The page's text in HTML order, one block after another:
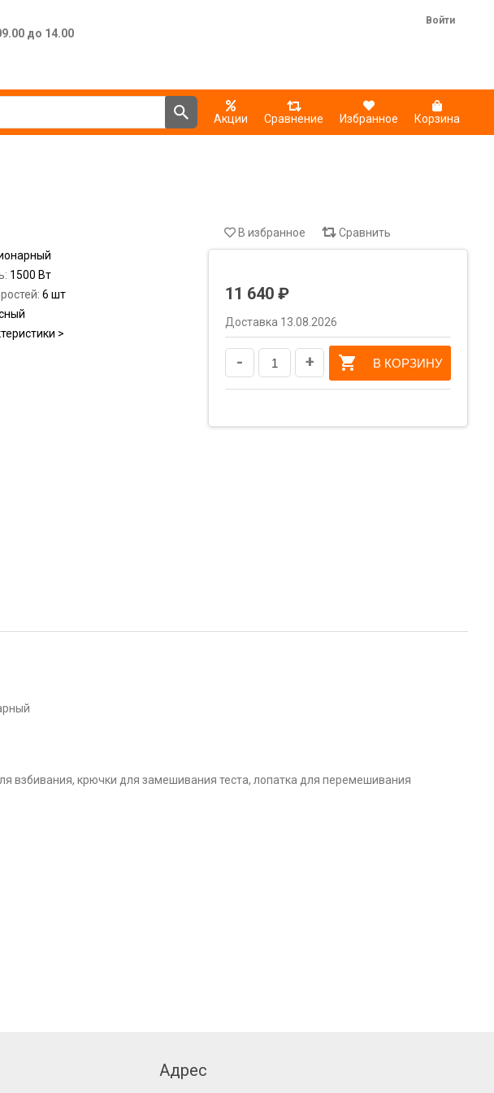
до 14.00
Войти
Акции Сравнение Избранное Корзина
1500 Вт
6 шт
>
В избранное Сравнить
11 640 ₽
Доставка 13.08.2026
- + В КОРЗИНУ
взбивания, крючки для замешивания теста, лопатка для перемешивания
Адрес